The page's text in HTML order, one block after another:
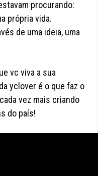
procurando:
própria vida.
de uma ideia, uma
vc viva a sua
yclover é o que faz o
vez mais criando
do país!